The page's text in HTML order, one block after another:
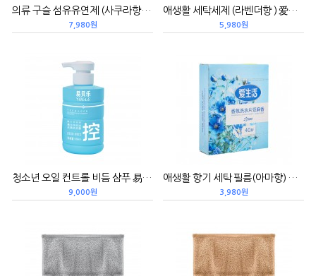
의류 구슬 섬유유연제 (사쿠라향）衣物留香珠/640g/樱盏微醺
7,980원
애생활 세탁세제 (라벤더향 ) 爱生活留香珠爆炸盐/750g/薰衣草（洗衣卫浴）（25新品）
5,980원
청소년 오일 컨트롤 비듬 샴푸 易贝乐青少年控油去屑洗发露/400ML(25新品
9,000원
애생활 향기 세탁 필름(아마향) 爱生活 香氛洗衣片/亚麻香（洗衣卫浴）（25新品）
3,980원